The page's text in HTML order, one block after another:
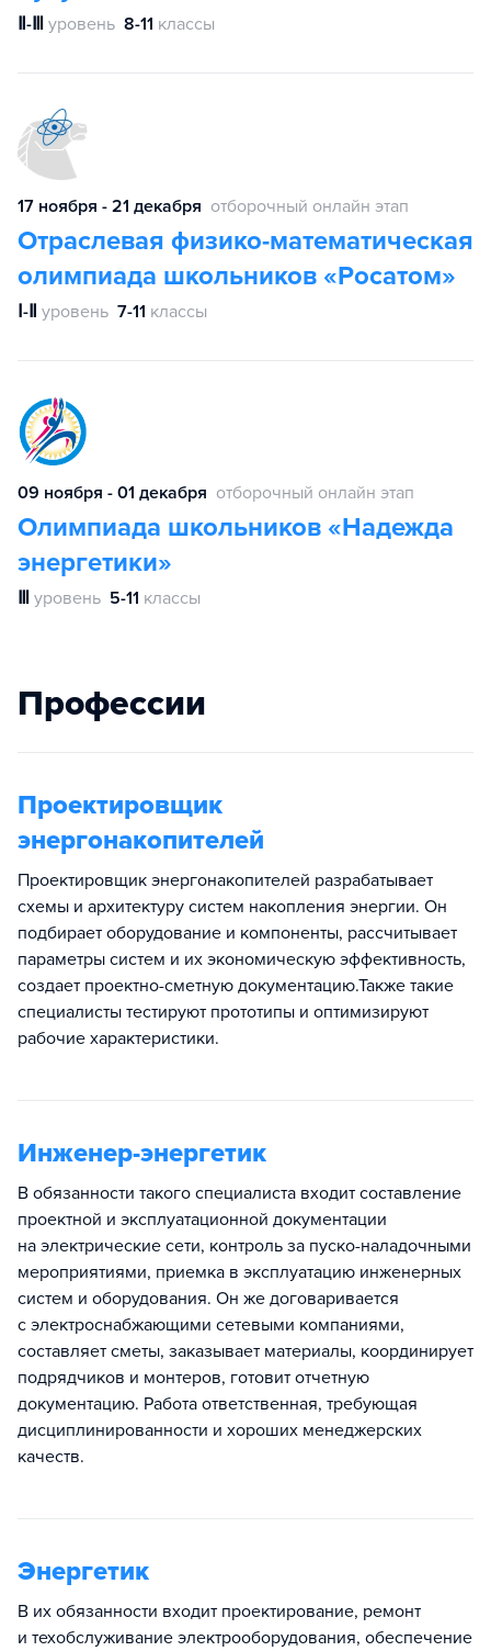
Ⅱ-Ⅲ уровень 8-11 классы
17 ноября - 21 декабря отборочный онлайн этап
Отраслевая физико-математическая
олимпиада школьников «Росатом»
Ⅰ-Ⅱ уровень 7-11 классы
09 ноября - 01 декабря отборочный онлайн этап
Олимпиада школьников «Надежда
энергетики»
Ⅲ уровень 5-11 классы
Профессии
Проектировщик
энергонакопителей
Проектировщик энергонакопителей разрабатывает
схемы и архитектуру систем накопления энергии. Он
подбирает оборудование и компоненты, рассчитывает
параметры систем и их экономическую эффективность,
создает проектно-сметную документацию.Также такие
специалисты тестируют прототипы и оптимизируют
рабочие характеристики.
Инженер-энергетик
В обязанности такого специалиста входит составление
проектной и эксплуатационной документации
на электрические сети, контроль за пуско-наладочными
мероприятиями, приемка в эксплуатацию инженерных
систем и оборудования. Он же договаривается
с электроснабжающими сетевыми компаниями,
составляет сметы, заказывает материалы, координирует
подрядчиков и монтеров, готовит отчетную
документацию. Работа ответственная, требующая
дисциплинированности и хороших менеджерских
качеств.
Энергетик
В их обязанности входит проектирование, ремонт
и техобслуживание электрооборудования, обеспечение